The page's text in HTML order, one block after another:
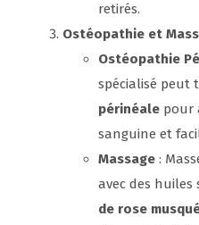
retirés.
Ostéopathie et
Ostéopathie
spécialisé peut
périnéale pour
sanguine et
Massage :
avec des huiles
de rose